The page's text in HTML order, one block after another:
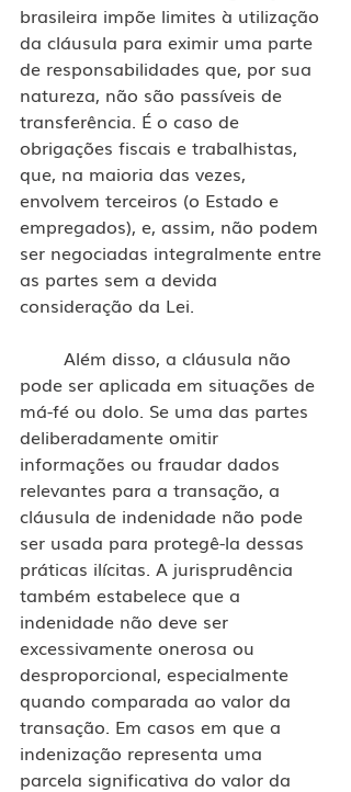
brasileira impõe limites à utilização
da cláusula para eximir uma parte
de responsabilidades que, por sua
natureza, não são passíveis de
transferência. É o caso de
obrigações fiscais e trabalhistas,
que, na maioria das vezes,
envolvem terceiros (o Estado e
empregados), e, assim, não podem
ser negociadas integralmente entre
as partes sem a devida
consideração da Lei.
pode ser aplicada em situações de
má-fé ou dolo. Se uma das partes
deliberadamente omitir
informações ou fraudar dados
relevantes para a transação, a
cláusula de indenidade não pode
ser usada para protegê-la dessas
práticas ilícitas. A jurisprudência
também estabelece que a
indenidade não deve ser
excessivamente onerosa ou
desproporcional, especialmente
quando comparada ao valor da
transação. Em casos em que a
indenização representa uma
parcela significativa do valor da